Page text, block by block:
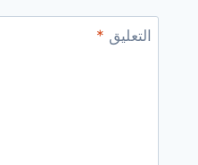
التعليق *